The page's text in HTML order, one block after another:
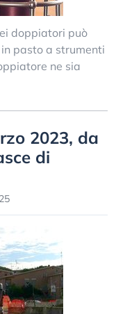
doppiatori può
pasto a strumenti
ne sia
2023, da
di